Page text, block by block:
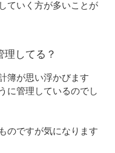
ていく方が多いことが
してる？
簿が思い浮かびます
に管理しているのでし
のですが気になります